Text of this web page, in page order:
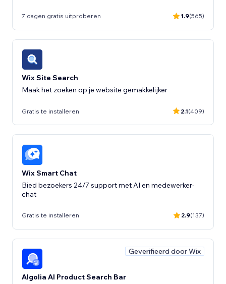
7 dagen gratis uitproberen 1.9(565)
Wix Site Search
Gratis te installeren 2.1(409)
Wix Smart Chat
Bied bezoekers 24/7 support met AI en medewerker-
chat
Gratis te installeren 2.9(137)
Geverifieerd door Wix
Algolia AI Product Search Bar